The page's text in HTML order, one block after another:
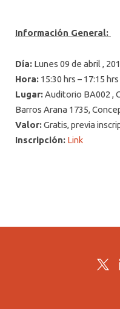
Información General:
Día: Lunes 09 de abril ,
Hora: 15:30 hrs – 17:15 hrs
Lugar:Auditorio BA002 ,
Barros Arana 1735,
Valor:Gratis, previa
Inscripción: Link